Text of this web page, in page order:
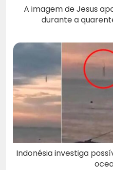
A imagem de Jesus
durante a
Indonésia investiga